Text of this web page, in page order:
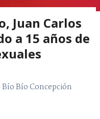
Juan Carlos
a 15 años de
Bío Concepción